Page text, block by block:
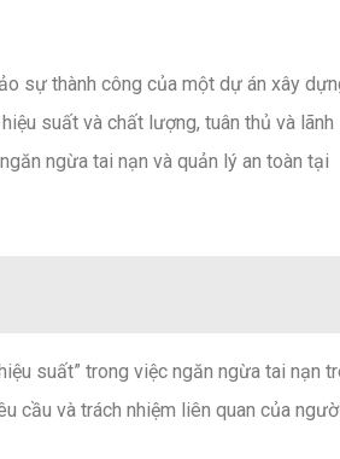
sự thành công của một dự án xây
suất và chất lượng, tuân thủ và lãnh
ngừa tai nạn và quản lý an toàn tại
suất” trong việc ngăn ngừa tai nạn
cầu và trách nhiệm liên quan của